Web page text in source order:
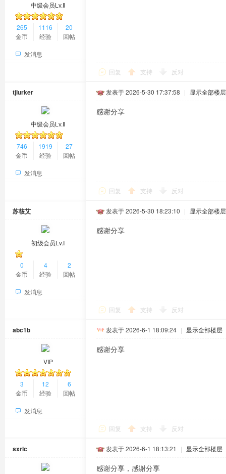
中级会员Lv.Ⅱ
265
金币
1116
经验
20
回帖
发消息
回复 支持 反对
tjlurker
中级会员Lv.Ⅱ
746
金币
1919
经验
27
回帖
发消息
发表于 2026-5-30 17:37:58 | 显示全部楼层
感谢分享
回复 支持 反对
苏筱艾
初级会员Lv.Ⅰ
0
金币
4
经验
2
回帖
发消息
发表于 2026-5-30 18:23:10 | 显示全部楼层
感谢分享
回复 支持 反对
abc1b
VIP
3
金币
12
经验
6
回帖
发消息
发表于 2026-6-1 18:09:24 | 显示全部楼层
感谢分享
回复 支持 反对
sxrlc 发表于 2026-6-1 18:13:21 | 显示全部楼层
感谢分享，感谢分享